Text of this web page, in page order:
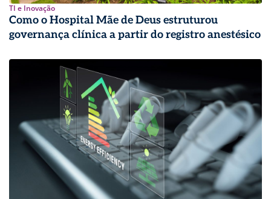
TI e Inovação
Como o Hospital Mãe de Deus estruturou
governança clínica a partir do registro anestésico